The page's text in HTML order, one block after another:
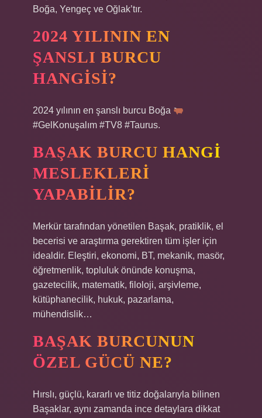
Boğa, Yengeç ve Oğlak’tır.
2024 YILININ EN
ŞANSLI BURCU
HANGISI?
2024 yılının en şanslı burcu Boğa
#GelKonuşalım #TV8 #Taurus.
BAŞAK BURCU HANGI
MESLEKLERI
YAPABILIR?
Merkür tarafından yönetilen Başak, pratiklik, el
becerisi ve araştırma gerektiren tüm işler için
idealdir. Eleştiri, ekonomi, BT, mekanik, masör,
öğretmenlik, topluluk önünde konuşma,
gazetecilik, matematik, filoloji, arşivleme,
kütüphanecilik, hukuk, pazarlama,
mühendislik…
BAŞAK BURCUNUN
ÖZEL GÜCÜ NE?
Hırslı, güçlü, kararlı ve titiz doğalarıyla bilinen
Başaklar, aynı zamanda ince detaylara dikkat